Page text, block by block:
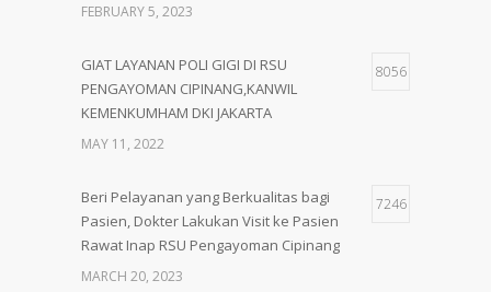
FEBRUARY 5, 2023
GIAT LAYANAN POLI GIGI DI RSU
PENGAYOMAN CIPINANG,KANWIL
KEMENKUMHAM DKI JAKARTA
8056
MAY 11, 2022
Beri Pelayanan yang Berkualitas bagi
Pasien, Dokter Lakukan Visit ke Pasien
Rawat Inap RSU Pengayoman Cipinang
7246
MARCH 20, 2023